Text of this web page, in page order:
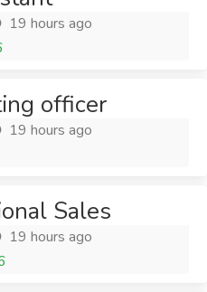
19 hours ago
officer
19 hours ago
Sales
19 hours ago